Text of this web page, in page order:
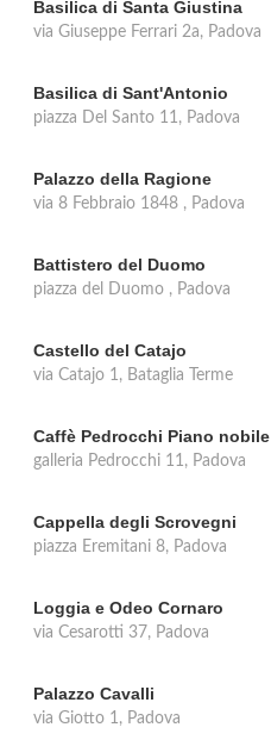
Basilica di Santa Giustina
via Giuseppe Ferrari 2a, Padova
Basilica di Sant'Antonio
piazza Del Santo 11, Padova
Palazzo della Ragione
via 8 Febbraio 1848 , Padova
Battistero del Duomo
piazza del Duomo , Padova
Castello del Catajo
via Catajo 1, Bataglia Terme
Caffè Pedrocchi Piano nobile
galleria Pedrocchi 11, Padova
Cappella degli Scrovegni
piazza Eremitani 8, Padova
Loggia e Odeo Cornaro
via Cesarotti 37, Padova
Palazzo Cavalli
via Giotto 1, Padova